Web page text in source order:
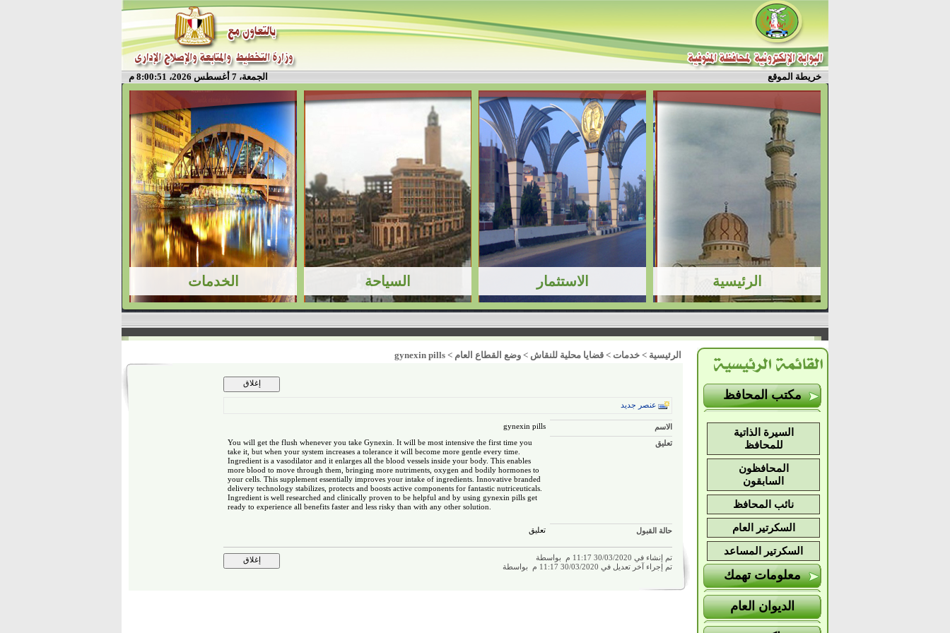
خريطة الموقع الجمعة، 7 أغسطس 2026، 8:00:51 م
مكتب المحافظ
السيرة الذاتية
للمحافظ
المحافظون
السابقون
نائب المحافظ
السكرتير العام
السكرتير المساعد
معلومات تهمك
الديوان العام
الرئيسية > خدمات > قضايا محلية للنقاش > وضع القطاع العام >
gynexin pills
عنصر جديد
الاسم gynexin pills
تعليق
You will get the flush whenever you take Gynexin. It will be most intensive the first time you
take it, but when your system increases a tolerance it will become more gentle every time.
Ingredient is a vasodilator and it enlarges all the blood vessels inside your body. This enables
more blood to move through them, bringing more nutriments, oxygen and bodily hormones to
your cells. This supplement essentially improves your intake of ingredients. Innovative branded
delivery technology stabilizes, protects and boosts active components for fantastic nutriceuticals.
Ingredient is well researched and clinically proven to be helpful and by using gynexin pills get
ready to experience all benefits faster and less risky than with any other solution.
حالة القبول تعليق
تم إنشاء في 30/03/2020 11:17 م بواسطة
تم إجراء آخر تعديل في 30/03/2020 11:17 م بواسطة